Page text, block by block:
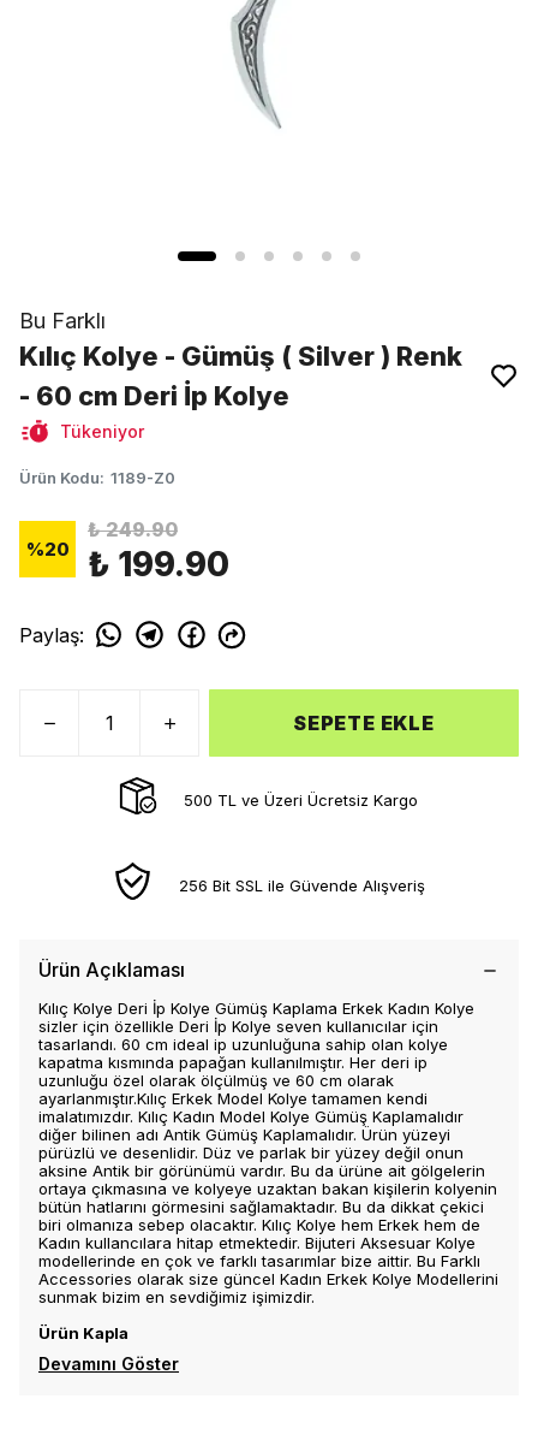
Bu Farklı
Kılıç Kolye - Gümüş ( Silver ) Renk
- 60 cm Deri İp Kolye
Tükeniyor
Ürün Kodu: 1189-Z0
%20
₺ 249.90
₺ 199.90
Paylaş:
SEPETE EKLE
500 TL ve Üzeri Ücretsiz Kargo
256 Bit SSL ile Güvende Alışveriş
Ürün Açıklaması
Kılıç Kolye Deri İp Kolye Gümüş Kaplama Erkek Kadın Kolye
sizler için özellikle Deri İp Kolye seven kullanıcılar için
tasarlandı. 60 cm ideal ip uzunluğuna sahip olan kolye
kapatma kısmında papağan kullanılmıştır. Her deri ip
uzunluğu özel olarak ölçülmüş ve 60 cm olarak
ayarlanmıştır.Kılıç Erkek Model Kolye tamamen kendi
imalatımızdır. Kılıç Kadın Model Kolye Gümüş Kaplamalıdır
diğer bilinen adı Antik Gümüş Kaplamalıdır. Ürün yüzeyi
pürüzlü ve desenlidir. Düz ve parlak bir yüzey değil onun
aksine Antik bir görünümü vardır. Bu da ürüne ait gölgelerin
ortaya çıkmasına ve kolyeye uzaktan bakan kişilerin kolyenin
bütün hatlarını görmesini sağlamaktadır. Bu da dikkat çekici
biri olmanıza sebep olacaktır. Kılıç Kolye hem Erkek hem de
Kadın kullancılara hitap etmektedir. Bijuteri Aksesuar Kolye
modellerinde en çok ve farklı tasarımlar bize aittir. Bu Farklı
Accessories olarak size güncel Kadın Erkek Kolye Modellerini
sunmak bizim en sevdiğimiz işimizdir.
Ürün Kapla
Devamını Göster